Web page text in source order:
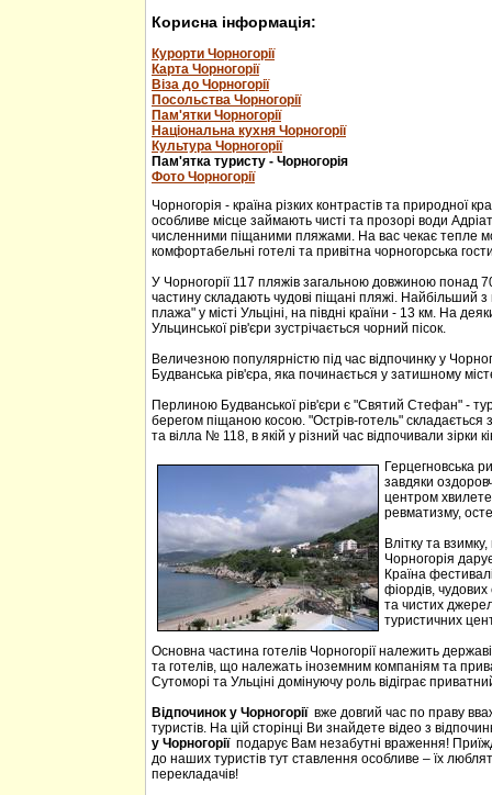
Корисна інформація:
Курорти Чорногорії
Карта Чорногорії
Віза до Чорногорії
Посольства Чорногорії
Пам'ятки Чорногорії
Національна кухня Чорногорії
Культура Чорногорії
Пам'ятка туристу - Чорногорія
Фото Чорногорії
Чорногорія - країна різких контрастів та природної
особливе місце займають чисті та прозорі води
численними піщаними пляжами. На вас чекає тепле
комфортабельні готелі та привітна чорногорська
У Чорногорії 117 пляжів загальною довжиною понад
частину складають чудові піщані пляжі. Найбільший
плажа" у місті Ульціні, на півдні країни - 13 км. На
Ульцинської рів'єри зустрічається чорний пісок.
Величезною популярністю під час відпочинку у
Будванська рів'єра, яка починається у затишному
Перлиною Будванської рів'єри є "Святий Стефан" -
берегом піщаною косою. "Острів-готель"
та вілла № 118, в якій у різний час відпочивали зірки
Герцегновська
завдяки
центром
ревматизму,
Влітку та
Чорногорія
Країна
фіордів, чудових
та чистих
туристичних
Основна частина готелів Чорногорії належить
та готелів, що належать іноземним компаніям та
Сутоморі та Ульціні домінуючу роль відіграє
Відпочинок у Чорногорії вже довгий час по праву
туристів. На цій сторінці Ви знайдете відео з
у Чорногоріїподарує Вам незабутні враження!
до наших туристів тут ставлення особливе – їх
перекладачів!